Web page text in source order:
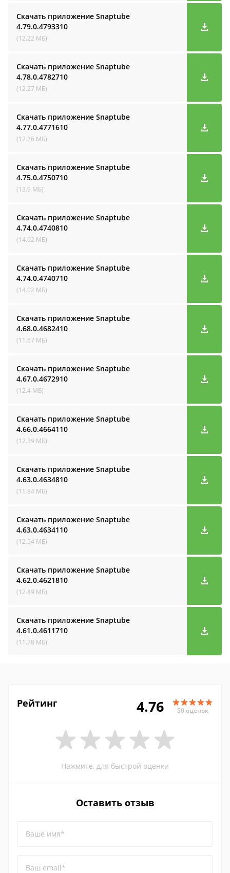
Скачать приложение Snaptube
4.79.0.4793310
(12.22 МБ)
Скачать приложение Snaptube
4.78.0.4782710
(12.27 МБ)
Скачать приложение Snaptube
4.77.0.4771610
(12.26 МБ)
Скачать приложение Snaptube
4.75.0.4750710
(13.9 МБ)
Скачать приложение Snaptube
4.74.0.4740810
(14.02 МБ)
Скачать приложение Snaptube
4.74.0.4740710
(14.02 МБ)
Скачать приложение Snaptube
4.68.0.4682410
(11.67 МБ)
Скачать приложение Snaptube
4.67.0.4672910
(12.4 МБ)
Скачать приложение Snaptube
4.66.0.4664110
(12.39 МБ)
Скачать приложение Snaptube
4.63.0.4634810
(11.84 МБ)
Скачать приложение Snaptube
4.63.0.4634110
(12.54 МБ)
Скачать приложение Snaptube
4.62.0.4621810
(12.49 МБ)
Скачать приложение Snaptube
4.61.0.4611710
(11.78 МБ)
Рейтинг 4.76 50 оценок
Нажмите, для быстрой оценки
Оставить отзыв
Ваше имя*
Ваш email*